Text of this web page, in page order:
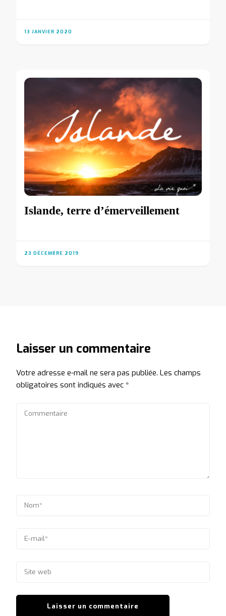
13 JANVIER 2020
Islande, terre d’émerveillement
23 DÉCEMBRE 2019
Laisser un commentaire
Votre adresse e-mail ne sera pas publiée. Les champs
obligatoires sont indiqués avec *